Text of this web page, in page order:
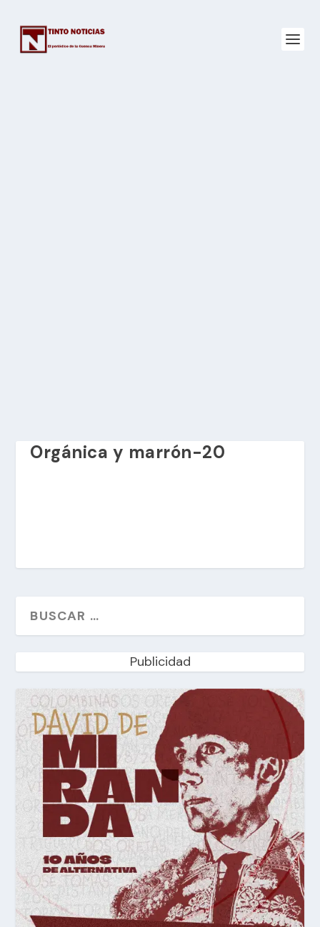
Orgánica y marrón-20
Publicidad